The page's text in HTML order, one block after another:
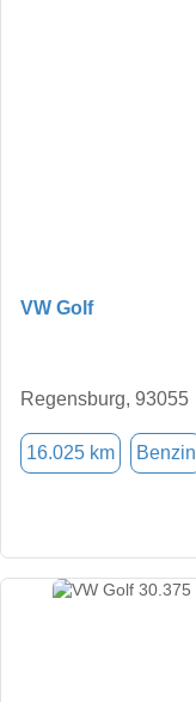
VW Golf
Regensburg, 93055
16.025 km Benzin